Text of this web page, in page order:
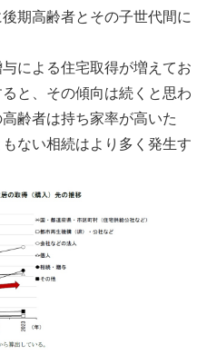
期高齢者とその子世代間に
による住宅取得が増えてお
と、その傾向は続くと思わ
齢者は持ち家率が高いた
ない相続はより多く発生す